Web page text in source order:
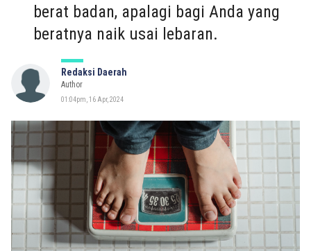
berat badan, apalagi bagi Anda yang
beratnya naik usai lebaran.
Redaksi Daerah
Author
01:04pm, 16 Apr, 2024